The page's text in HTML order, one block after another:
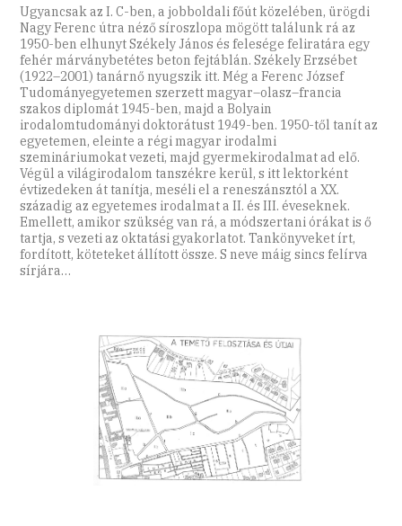
Ugyancsak az I. C-ben, a jobboldali főút közelében, ürögdi
Nagy Ferenc útra néző síroszlopa mögött találunk rá az
1950-ben elhunyt Székely János és felesége feliratára egy
fehér márványbetétes beton fejtáblán. Székely Erzsébet
(1922–2001) tanárnő nyugszik itt. Még a Ferenc József
Tudományegyetemen szerzett magyar–olasz–francia
szakos diplomát 1945-ben, majd a Bolyain
irodalomtudományi doktorátust 1949-ben. 1950-től tanít az
egyetemen, eleinte a régi magyar irodalmi
szemináriumokat vezeti, majd gyermekirodalmat ad elő.
Végül a világirodalom tanszékre kerül, s itt lektorként
évtizedeken át tanítja, meséli el a reneszánsztól a XX.
századig az egyetemes irodalmat a II. és III. éveseknek.
Emellett, amikor szükség van rá, a módszertani órákat is ő
tartja, s vezeti az oktatási gyakorlatot. Tankönyveket írt,
fordított, köteteket állított össze. S neve máig sincs felírva
sírjára…